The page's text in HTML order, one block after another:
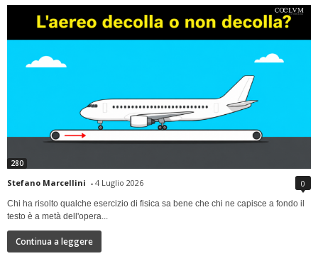
280
Stefano Marcellini - 4 Luglio 2026 0
Chi ha risolto qualche esercizio di fisica sa bene che chi ne capisce a fondo il
testo è a metà dell'opera...
Continua a leggere